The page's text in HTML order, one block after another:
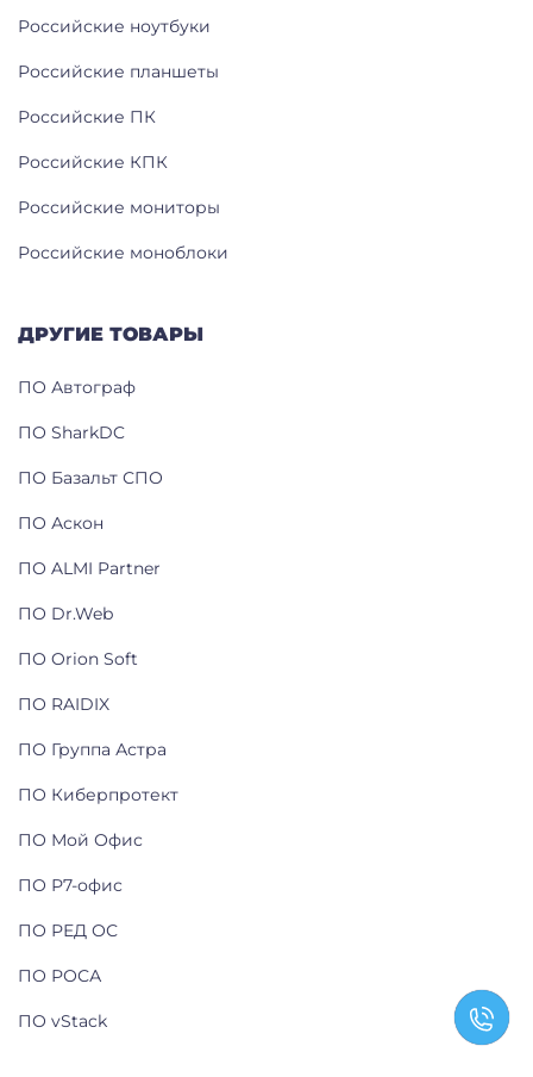
Российские ноутбуки
Российские планшеты
Российские ПК
Российские КПК
Российские мониторы
Российские моноблоки
ДРУГИЕ ТОВАРЫ
ПО Автограф
ПО SharkDC
ПО Базальт СПО
ПО Аскон
ПО ALMI Partner
ПО Dr.Web
ПО Orion Soft
ПО RAIDIX
ПО Группа Астра
ПО Киберпротект
ПО Мой Офис
ПО Р7-офис
ПО РЕД ОС
ПО РОСА
ПО vStack